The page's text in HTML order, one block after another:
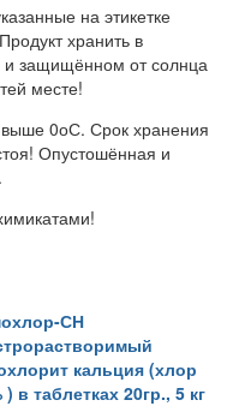
на этикетке
хранить в
и защищённом от солнца
месте!
0оС. Срок хранения
Опустошённая и
СН
кальция (хлор
) в таблетках 20гр., 5 кг